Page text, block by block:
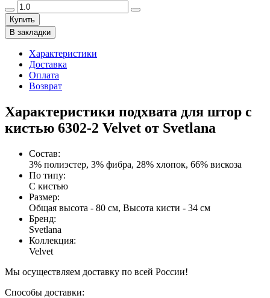
Купить
В закладки
Характеристики
Доставка
Оплата
Возврат
Характеристики подхвата для штор с
кистью 6302-2 Velvet от Svetlana
Состав:
3% полиэстер, 3% фибра, 28% хлопок, 66% вискоза
По типу:
С кистью
Размер:
Общая высота - 80 см, Высота кисти - 34 см
Бренд:
Svetlana
Коллекция:
Velvet
Мы осуществляем доставку по всей России!
Способы доставки: